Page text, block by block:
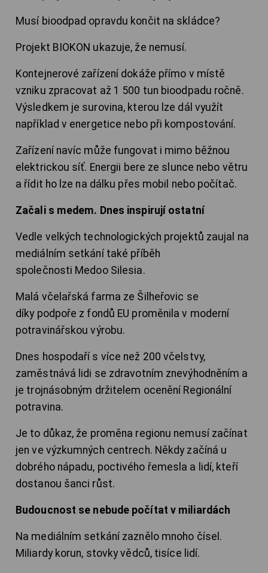
Musí bioodpad opravdu končit na skládce?
Projekt BIOKON ukazuje, že nemusí.
Kontejnerové zařízení dokáže přímo v místě
vzniku zpracovat až 1 500 tun bioodpadu ročně.
Výsledkem je surovina, kterou lze dál využít
například v energetice nebo při kompostování.
Zařízení navíc může fungovat i mimo běžnou
elektrickou síť. Energii bere ze slunce nebo větru
a řídit ho lze na dálku přes mobil nebo počítač.
Začali s medem. Dnes inspirují ostatní
Vedle velkých technologických projektů zaujal na
mediálním setkání také příběh
společnosti Medoo Silesia.
Malá včelařská farma ze Šilheřovic se
díky podpoře z fondů EU proměnila v moderní
potravinářskou výrobu.
Dnes hospodaří s více než 200 včelstvy,
zaměstnává lidi se zdravotním znevýhodněním a
je trojnásobným držitelem ocenění Regionální
potravina.
Je to důkaz, že proměna regionu nemusí začínat
jen ve výzkumných centrech. Někdy začíná u
dobrého nápadu, poctivého řemesla a lidí, kteří
dostanou šanci růst.
Budoucnost se nebude počítat v miliardách
Na mediálním setkání zaznělo mnoho čísel.
Miliardy korun, stovky vědců, tisíce lidí.